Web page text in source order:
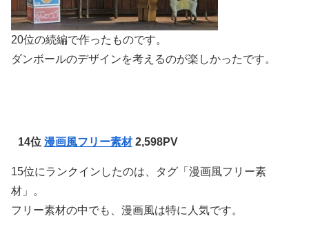
20位の続編で作ったものです。
ダンボールのデザインを考えるのが楽しかったです。
14位 漫画風フリー素材2,598PV
15位にランクインしたのは、タグ「漫画風フリー素
材」。
フリー素材の中でも、漫画風は特に人気です。